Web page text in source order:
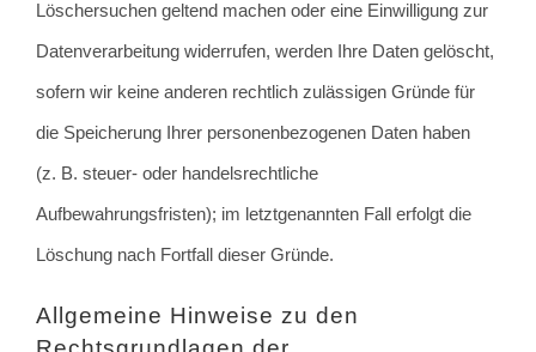
Löschersuchen geltend machen oder eine Einwilligung zur
Datenverarbeitung widerrufen, werden Ihre Daten gelöscht,
sofern wir keine anderen rechtlich zulässigen Gründe für
die Speicherung Ihrer personenbezogenen Daten haben
(z. B. steuer- oder handelsrechtliche
Aufbewahrungsfristen); im letztgenannten Fall erfolgt die
Löschung nach Fortfall dieser Gründe.
Allgemeine Hinweise zu den